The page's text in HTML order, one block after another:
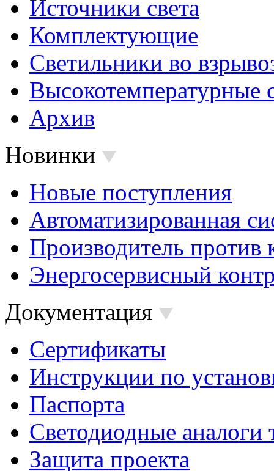
Источники света
Комплектующие
Светильники во
Высокотемпературные
Архив
Новинки
Новые поступления
Автоматизированная
Производитель против
Энергосервисный
Документация
Сертификаты
Инструкции по
Паспорта
Светодиодные аналоги
Защита проекта